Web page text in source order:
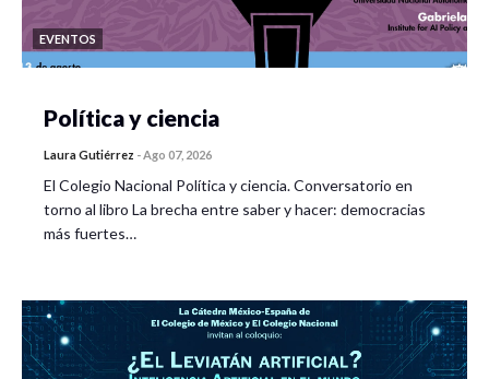
EVENTOS
Política y ciencia
Laura Gutiérrez -Ago 07, 2026
El Colegio Nacional Política y ciencia. Conversatorio en
torno al libro La brecha entre saber y hacer: democracias
más fuertes…